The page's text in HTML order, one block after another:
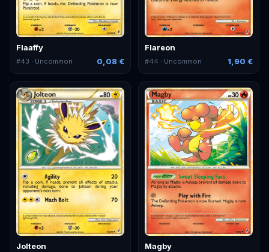
Flaaffy
#43 · Uncommon 0,08 €
Flareon
#44 · Uncommon 1,90 €
Jolteon Magby